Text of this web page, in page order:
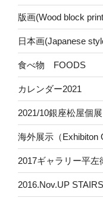
版画(Wood block
日本画(Japanese
食べ物 FOODS
カレンダー2021
2021/10銀座松屋個展
海外展示（Exhibiton
2017ギャラリー平左
2016.Nov.UP